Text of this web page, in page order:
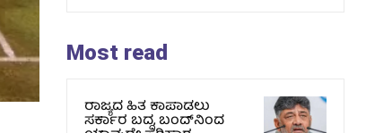
Most read
ರಾಜ್ಯದ ಹಿತ ಕಾಪಾಡಲು
ಸರ್ಕಾರ ಬದ್ಧ, ಬಂದ್‌ನಿಂದ